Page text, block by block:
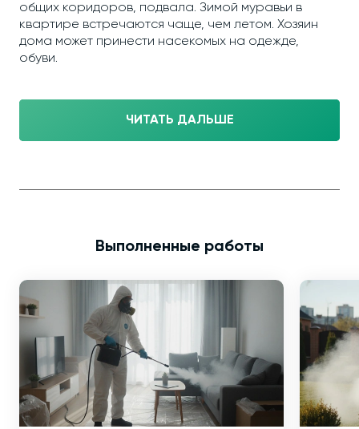
общих коридоров, подвала. Зимой муравьи в
квартире встречаются чаще, чем летом. Хозяин
дома может принести насекомых на одежде,
обуви.
ЧИТАТЬ ДАЛЬШЕ
Выполненные работы